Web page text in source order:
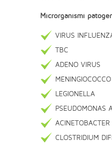
Microrganismi
VIRUS
TBC
ADENO VIRUS
MENINGIOCOCCO
LEGIONELLA
PSEUDOMONAS
ACINETOBACTER
CLOSTRIDIUM